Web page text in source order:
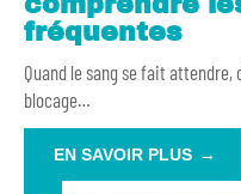
fréquentes
Quand le sang se fait
blocage…
EN SAVOIR PLUS